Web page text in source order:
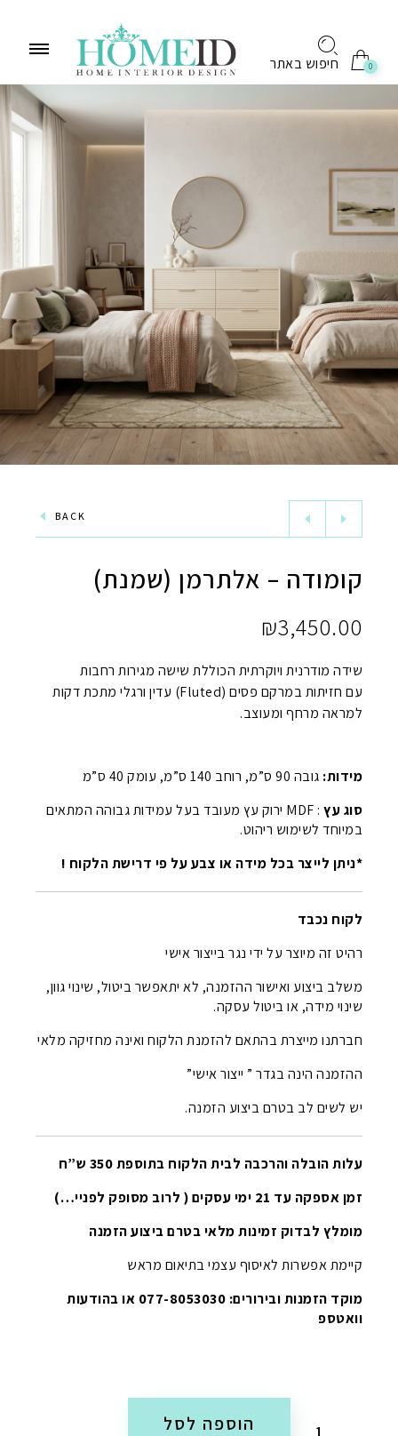
חיפוש באתר 0
BACK
קומודה – אלתרמן (שמנת)
₪3,450.00
שידה מודרנית ויוקרתית הכוללת שישה מגירות רחבות
עם חזיתות במרקם פסים (Fluted) עדין ורגלי מתכת דקות
למראה מרחף ומעוצב.
מידות: גובה 90 ס”מ, רוחב 140 ס”מ, עומק 40 ס”מ
סוג עץ
: MDF ירוק עץ מעובד בעל עמידות גבוהה המתאים
במיוחד לשימוש ריהוט.
*ניתן לייצר בכל מידה או צבע על פי דרישת הלקוח !
לקוח נכבד
רהיט זה מיוצר על ידי נגר בייצור אישי
משלב ביצוע ואישור ההזמנה, לא יתאפשר ביטול, שינוי גוון,
שינוי מידה, או ביטול עסקה.
חברתנו מייצרת בהתאם להזמנת הלקוח ואינה מחזיקה מלאי
ההזמנה הינה בגדר ” ייצור אישי”
יש לשים לב בטרם ביצוע הזמנה.
עלות הובלה והרכבה לבית הלקוח בתוספת 350 ש”ח
זמן אספקה עד 21 ימי עסקים ( לרוב מסופק לפניי…)
מומלץ לבדוק זמינות מלאי בטרם ביצוע הזמנה
קיימת אפשרות לאיסוף עצמי בתיאום מראש
מוקד הזמנות ובירורים: 077-8053030 או בהודעות
וואטספ
הוספה לסל